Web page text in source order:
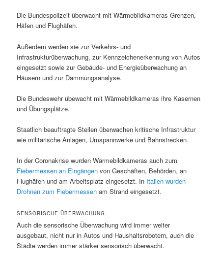
Die Bundespolizeit überwacht mit Wärmebildkameras Grenzen,
Häfen und Flughäfen.
Außerdem werden sie zur Verkehrs- und
Infrastrukturüberwachung, zur Kennzeichenerkennung von Autos
eingesetzt sowie zur Gebäude- und Energieüberwachung an
Häusern und zur Dämmungsanalyse.
Die Bundeswehr übewacht mit Wärmebildkameras ihre Kasernen
und Übungsplätze.
Staatlich beauftragte Stellen überwachen kritische Infrastruktur
wie militärische Anlagen, Umspannwerke und Bahnstrecken.
In der Coronakrise wurden Wärmebildkameras auch zum
Fiebermessen an Eingängen von Geschäften, Behörden, an
Flughäfen und am Arbeitsplatz eingesetzt. In Italien wurden
Drohnen zum Fiebermessen am Strand eingesetzt.
SENSORISCHE ÜBERWACHUNG
Auch die sensorische Überwachung wird immer weiter
ausgebaut, nicht nur in Autos und Haushaltsrobotern, auch die
Städte werden immer stärker sensorisch überwacht.